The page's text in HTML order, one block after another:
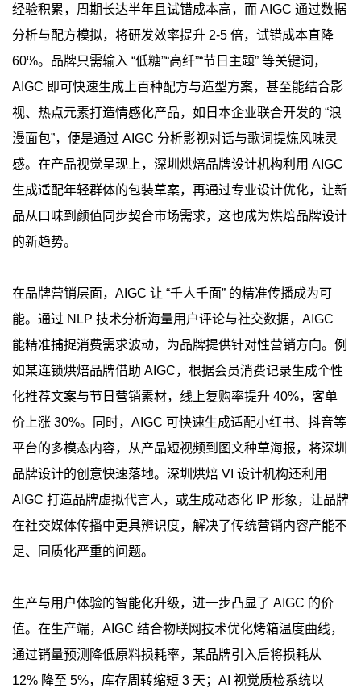
经验积累，周期长达半年且试错成本高，而 AIGC 通过数据
分析与配方模拟，将研发效率提升 2-5 倍，试错成本直降
60%。品牌只需输入 “低糖”“高纤”“节日主题” 等关键词，
AIGC 即可快速生成上百种配方与造型方案，甚至能结合影
视、热点元素打造情感化产品，如日本企业联合开发的 “浪
漫面包”，便是通过 AIGC 分析影视对话与歌词提炼风味灵
感。在产品视觉呈现上，深圳烘焙品牌设计机构利用 AIGC
生成适配年轻群体的包装草案，再通过专业设计优化，让新
品从口味到颜值同步契合市场需求，这也成为烘焙品牌设计
的新趋势。
在品牌营销层面，AIGC 让 “千人千面” 的精准传播成为可
能。通过 NLP 技术分析海量用户评论与社交数据，AIGC
能精准捕捉消费需求波动，为品牌提供针对性营销方向。例
如某连锁烘焙品牌借助 AIGC，根据会员消费记录生成个性
化推荐文案与节日营销素材，线上复购率提升 40%，客单
价上涨 30%。同时，AIGC 可快速生成适配小红书、抖音等
平台的多模态内容，从产品短视频到图文种草海报，将深圳
品牌设计的创意快速落地。深圳烘焙 VI 设计机构还利用
AIGC 打造品牌虚拟代言人，或生成动态化 IP 形象，让品牌
在社交媒体传播中更具辨识度，解决了传统营销内容产能不
足、同质化严重的问题。
生产与用户体验的智能化升级，进一步凸显了 AIGC 的价
值。在生产端，AIGC 结合物联网技术优化烤箱温度曲线，
通过销量预测降低原料损耗率，某品牌引入后将损耗从
12% 降至 5%，库存周转缩短 3 天；AI 视觉质检系统以